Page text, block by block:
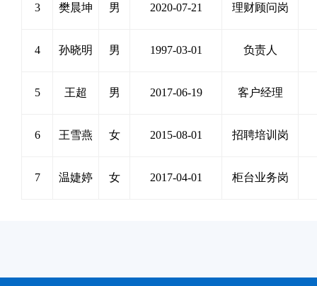
3 樊晨坤 男 2020-07-21 理财顾问岗
4 孙晓明 男 1997-03-01 负责人
5 王超 男 2017-06-19 客户经理
6 王雪燕 女 2015-08-01 招聘培训岗
7 温婕婷 女 2017-04-01 柜台业务岗